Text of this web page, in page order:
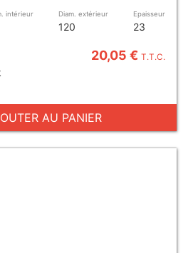
intérieur Diam. extérieur
120
Epaisseur
23
20,05 €T.T.C.
AU PANIER